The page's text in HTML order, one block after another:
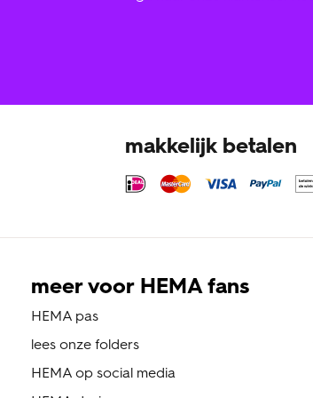
makkelijk betalen
meer voor HEMA fans
HEMA pas
lees onze folders
HEMA op social media